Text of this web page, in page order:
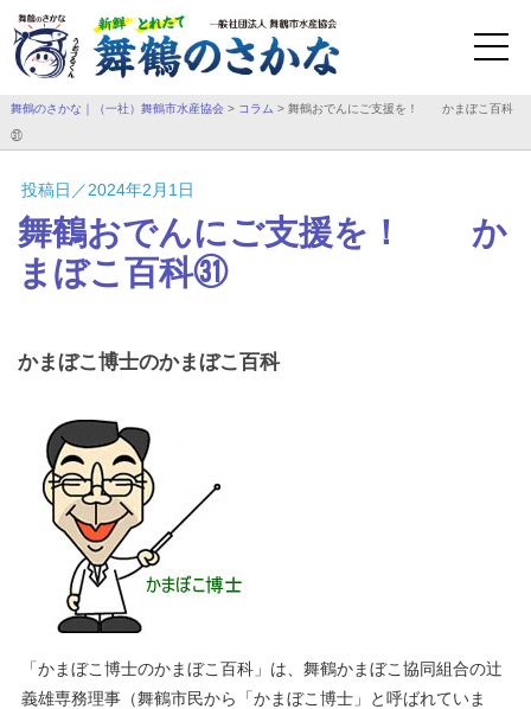
舞鶴のさかな｜（一社）舞鶴市水産協会> コラム > 舞鶴おでんにご支援を！ かまぼこ百科
㉛
投稿日／2024年2月1日
舞鶴おでんにご支援を！ か
まぼこ百科㉛
かまぼこ博士のかまぼこ百科
「かまぼこ博士のかまぼこ百科」は、舞鶴かまぼこ協同組合の辻
義雄専務理事（舞鶴市民から「かまぼこ博士」と呼ばれていま